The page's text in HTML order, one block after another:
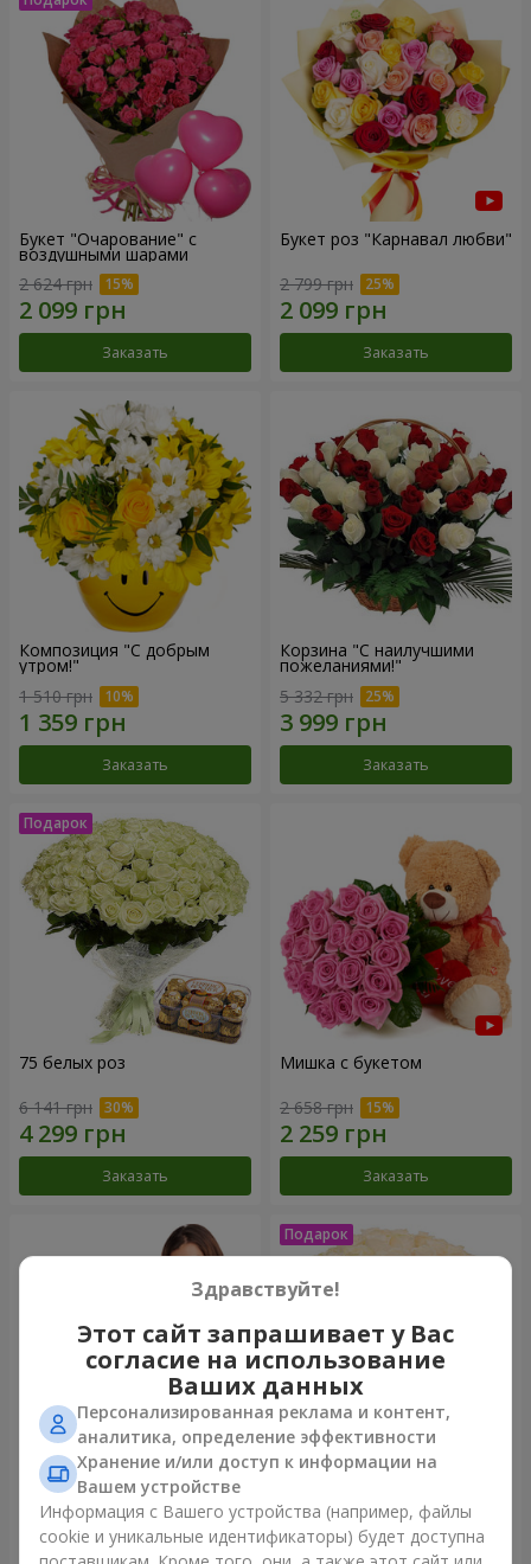
Букет "Очарование" с
воздушными шарами
2 624 грн
Заказать
Букет роз "Карнавал любви"
2 799 грн
Заказать
Композиция "С добрым
утром!"
1 510 грн
Заказать
Корзина "С наилучшими
пожеланиями!"
5 332 грн
Заказать
75 белых роз
6 141 грн
Заказать
Мишка с букетом
2 658 грн
Заказать
151 красная роза
15 744 грн
Букет "Очей очарованье"
3 499 грн
Здравствуйте!
Этот сайт запрашивает у Вас
согласие на использование
Ваших данных
Персонализированная реклама и контент,
аналитика, определение эффективности
Хранение и/или доступ к информации на
Вашем устройстве
Информация с Вашего устройства (например, файлы
cookie и уникальные идентификаторы) будет доступна